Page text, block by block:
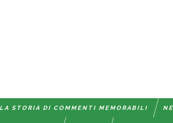
LA STORIA DI COMMENTI MEMORABILI